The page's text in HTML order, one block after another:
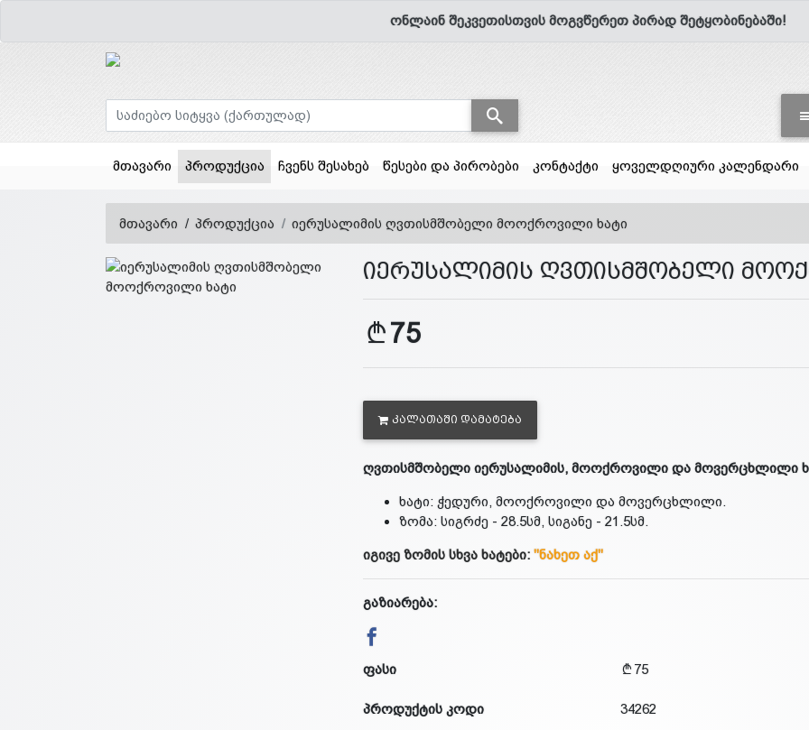
ონლაინ შეკვეთისთვის მოგვწერეთ პირად შეტყობინებაში!
მთავარი პროდუქცია(current)
ჩვენს შესახებ წესები და პირობები კონტაქტი ყოველდღიური კალენდარი
მთავარი პროდუქცია იერუსალიმის ღვთისმშობელი მოოქროვილი ხატი
იერუსალიმის ღვთისმშობელი
75
ᲙᲐᲚᲐᲗᲐᲨᲘ ᲓᲐᲛᲐᲢᲔᲑᲐ
ღვთისმშობელი იერუსალიმის, მოოქროვილი და მოვერცხლილი
ხატი: ჭედური, მოოქროვილი და მოვერცხლილი.
ზომა: სიგრძე - 28.5სმ, სიგანე - 21.5სმ.
იგივე ზომის სხვა ხატები: "ნახეთ აქ"
გაზიარება:
ფასი 75
პროდუქტის კოდი 34262